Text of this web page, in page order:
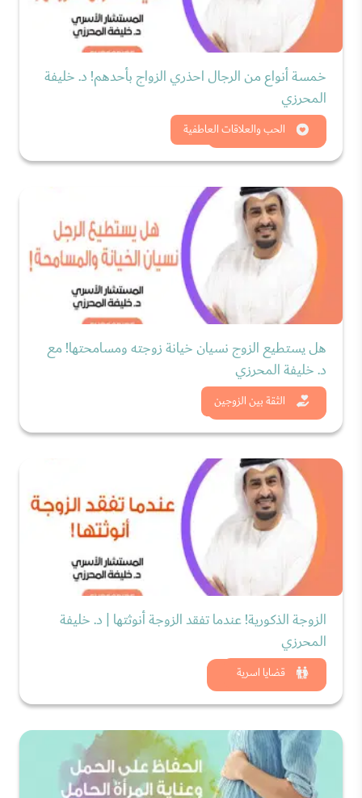
الحب والعلاقات العاطفية
خمسة أنواع من الرجال احذري الزواج بأحدهم! د. خليفة
المحرزي
شاهد الان
الثقة بين الزوجين
هل يستطيع الزوج نسيان خيانة زوجته ومسامحتها! مع
د. خليفة المحرزي
شاهد الان
قضايا اسرية
الزوجة الذكورية! عندما تفقد الزوجة أنوثتها | د. خليفة
المحرزي
شاهد الان